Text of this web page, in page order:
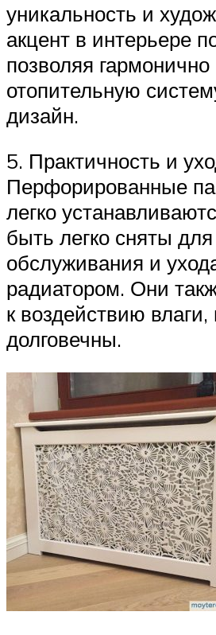
уникальность и
акцент в интерьере
позволяя гармонично
отопительную
дизайн.
5. Практичность и
Перфорированные
легко
быть легко сняты для
обслуживания и
радиатором. Они
к воздействию
долговечны.